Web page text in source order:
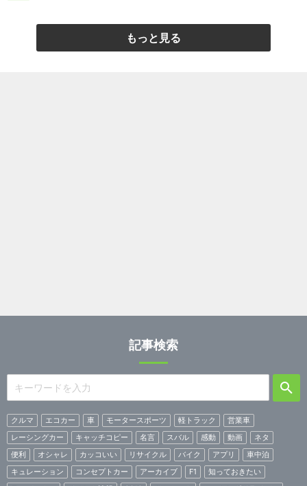
もっと見る
記事検索
クルマ エコカー 車 モータースポーツ 軽トラック
営業車
レーシングカー
キャッチコピー 名言 スバル 感動 動画
ネタ
便利
オシャレ カッコいい リサイクル バイク アプリ
車中泊
キュレーション
コンセプトカー アーカイブ F1
知っておきたい